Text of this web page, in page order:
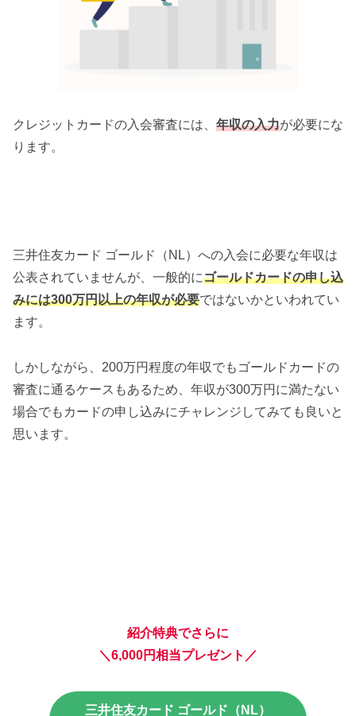
クレジットカードの入会審査には、 年収の入力が必要にな
ります。
三井住友カード ゴールド（NL）への入会に必要な年収は
公表されていませんが、一般的にゴールドカードの申し込
みには300万円以上の年収が必要ではないかといわれてい
ます。
しかしながら、200万円程度の年収でもゴールドカードの
審査に通るケースもあるため、年収が300万円に満たない
場合でもカードの申し込みにチャレンジしてみても良いと
思います。
紹介特典でさらに
＼6,000円相当プレゼント／
三井住友カード ゴールド（NL）